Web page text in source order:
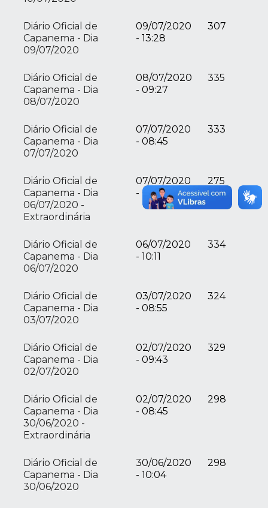
Diário Oficial de
Capanema - Dia
09/07/2020
09/07/2020
- 13:28
307
Diário Oficial de
Capanema - Dia
08/07/2020
08/07/2020
- 09:27
335
Diário Oficial de
Capanema - Dia
07/07/2020
07/07/2020
- 08:45
333
Diário Oficial de
Capanema - Dia
06/07/2020 -
Extraordinária
07/07/2020
- 08:24
275
Diário Oficial de
Capanema - Dia
06/07/2020
06/07/2020
- 10:11
334
Diário Oficial de
Capanema - Dia
03/07/2020
03/07/2020
- 08:55
324
Diário Oficial de
Capanema - Dia
02/07/2020
02/07/2020
- 09:43
329
Diário Oficial de
Capanema - Dia
30/06/2020 -
Extraordinária
02/07/2020
- 08:45
298
Diário Oficial de
Capanema - Dia
30/06/2020
30/06/2020
- 10:04
298